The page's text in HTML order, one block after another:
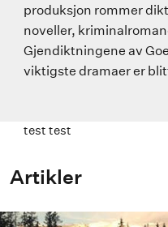
produksjon rommer
noveller,
Gjendiktningene av
viktigste dramaer er
test test
Artikler